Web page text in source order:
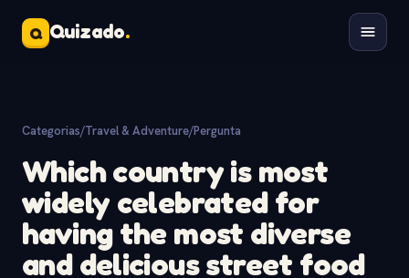
Q Quizado.
Categorias/Travel & Adventure/Pergunta
Which country is most
widely celebrated for
having the most diverse
and delicious street food